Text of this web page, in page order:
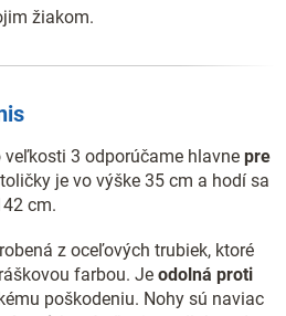
žiakom.
3 odporúčame hlavne pre
je vo výške 35 cm a hodí sa
cm.
z oceľových trubiek, ktoré
farbou. Je odolná proti
poškodeniu. Nohy sú naviac